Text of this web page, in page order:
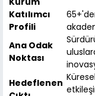
Katılımcı
Profili
Ana Odak
Noktası
Hedeflenen